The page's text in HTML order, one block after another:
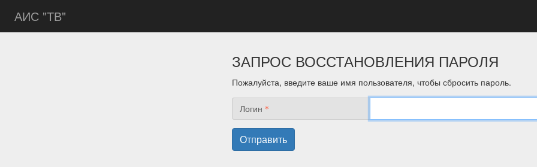
АИС "ТВ"
ЗАПРОС ВОССТАНОВЛЕНИЯ ПАРОЛЯ
Пожалуйста, введите ваше имя пользователя, чтобы сбросить пароль.
Логин
Отправить